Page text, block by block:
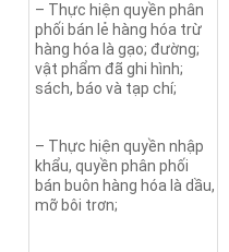
– Thực hiện quyền phân
phối bán lẻ hàng hóa trừ
hàng hóa là gạo; đường;
vật phẩm đã ghi hình;
sách, báo và tạp chí;
– Thực hiện quyền nhập
khẩu, quyền phân phối
bán buôn hàng hóa là dầu,
mỡ bôi trơn;